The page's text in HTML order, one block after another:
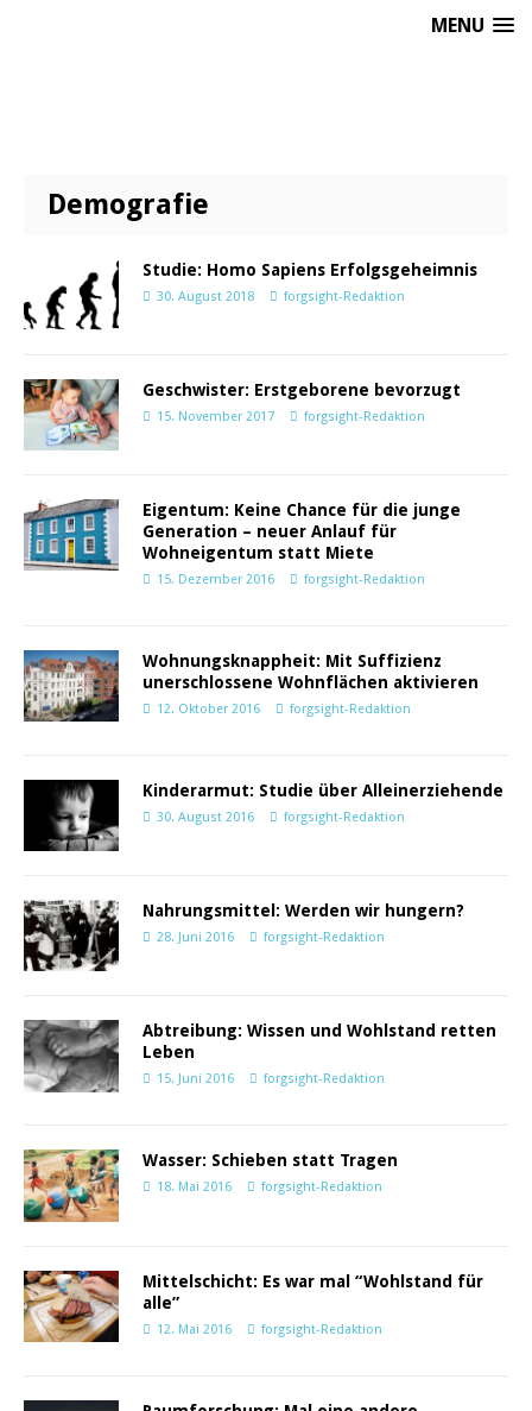
MENU
Demografie
Studie: Homo Sapiens Erfolgsgeheimnis
30. August 2018 forgsight-Redaktion
Geschwister: Erstgeborene bevorzugt
15. November 2017 forgsight-Redaktion
Eigentum: Keine Chance für die junge
Generation – neuer Anlauf für
Wohneigentum statt Miete
15. Dezember 2016 forgsight-Redaktion
Wohnungsknappheit: Mit Suffizienz
unerschlossene Wohnflächen aktivieren
12. Oktober 2016 forgsight-Redaktion
Kinderarmut: Studie über Alleinerziehende
30. August 2016 forgsight-Redaktion
Nahrungsmittel: Werden wir hungern?
28. Juni 2016 forgsight-Redaktion
Abtreibung: Wissen und Wohlstand retten
Leben
15. Juni 2016 forgsight-Redaktion
Wasser: Schieben statt Tragen
18. Mai 2016 forgsight-Redaktion
Mittelschicht: Es war mal “Wohlstand für
alle”
12. Mai 2016 forgsight-Redaktion